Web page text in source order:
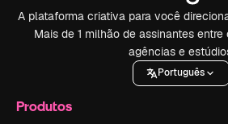
A plataforma criativa para você
Mais de 1 milhão de assinantes
agências e
Português
Produtos